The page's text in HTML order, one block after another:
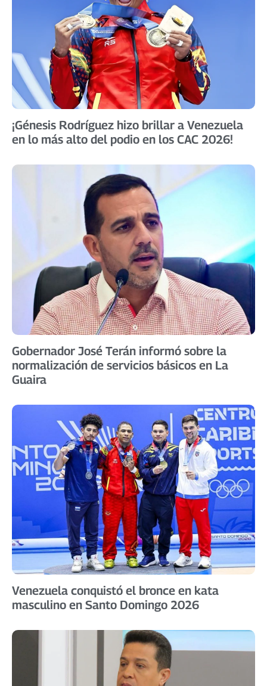
​¡Génesis Rodríguez hizo brillar a Venezuela
en lo más alto del podio en los CAC 2026! ​
Gobernador José Terán informó sobre la
normalización de servicios básicos en La
Guaira
Venezuela conquistó el bronce en kata
masculino en Santo Domingo 2026